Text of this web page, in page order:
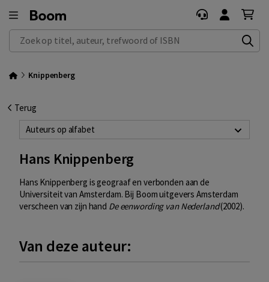
Zoek op titel, auteur, trefwoord of ISBN
Knippenberg
Terug
Auteurs op alfabet
Hans Knippenberg
Hans Knippenberg is geograaf en verbonden aan de
Universiteit van Amsterdam. Bij Boom uitgevers Amsterdam
verscheen van zijn hand De eenwording van Nederland(2002).
Van deze auteur: